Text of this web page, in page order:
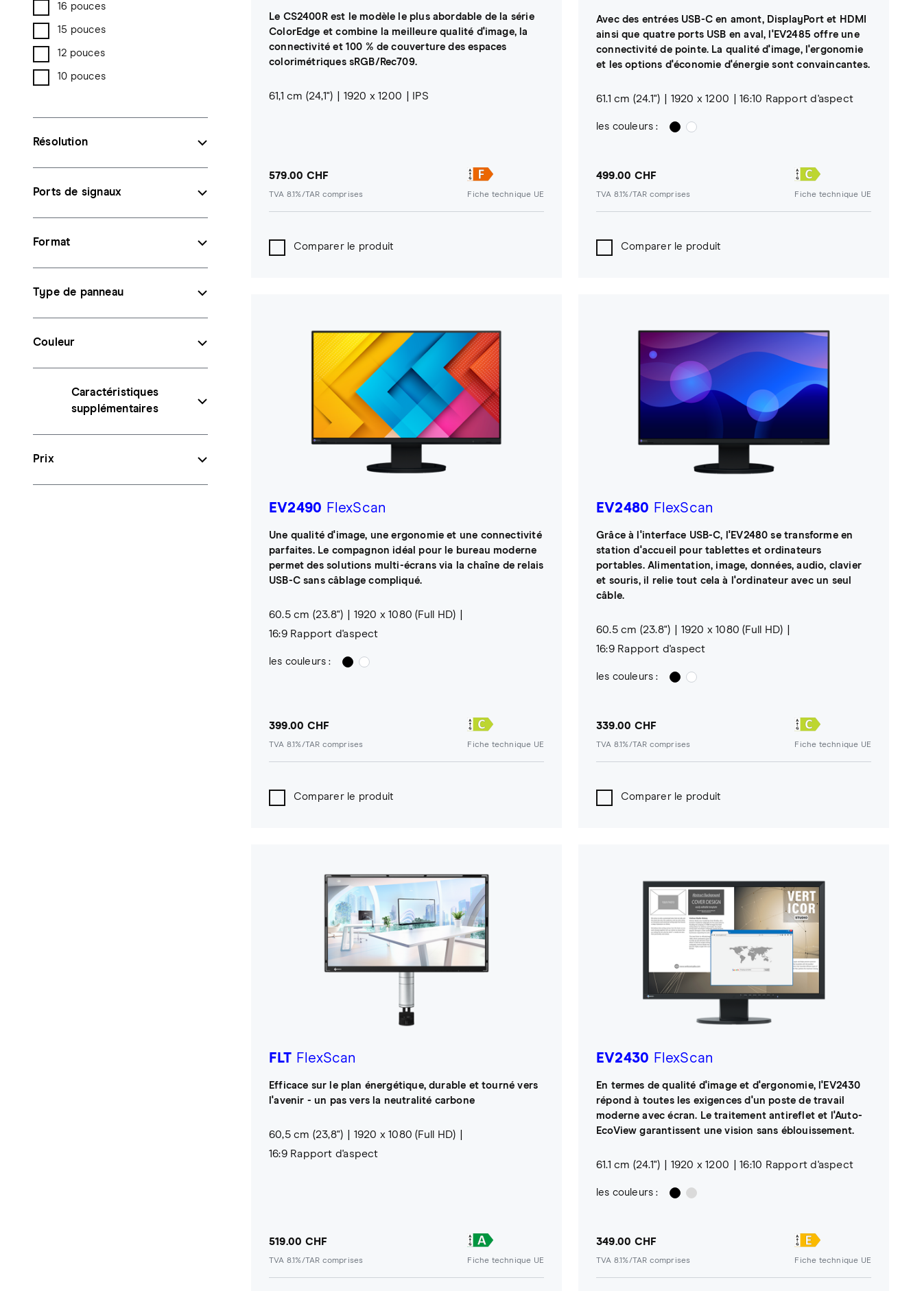
16 pouces
15 pouces
12 pouces
10 pouces
Résolution
Ports de signaux
Format
Type de panneau
Couleur
Caractéristiques
supplémentaires
Prix
Le CS2400R est le modèle le plus abordable de la série
ColorEdge et combine la meilleure qualité d'image, la
connectivité et 100 % de couverture des espaces
colorimétriques sRGB/Rec709.
61,1 cm (24,1") 1920 x 1200 IPS
579.00 CHF
TVA 8.1%/TAR comprises Fiche technique UE
Comparer le produit
Avec des entrées USB-C en amont, DisplayPort et HDMI
ainsi que quatre ports USB en aval, l'EV2485 offre une
connectivité de pointe. La qualité d'image, l'ergonomie
et les options d'économie d'énergie sont convaincantes.
61.1 cm (24.1") 1920 x 1200 16:10 Rapport d'aspect
les couleurs :
499.00 CHF
TVA 8.1%/TAR comprises Fiche technique UE
Comparer le produit
EV2490 FlexScan
Une qualité d'image, une ergonomie et une connectivité
parfaites. Le compagnon idéal pour le bureau moderne
permet des solutions multi-écrans via la chaîne de relais
USB-C sans câblage compliqué.
60.5 cm (23.8")
1920 x 1080 (Full HD)
16:9 Rapport d'aspect
les couleurs :
399.00 CHF
TVA 8.1%/TAR comprises Fiche technique UE
Comparer le produit
EV2480 FlexScan
Grâce à l'interface USB-C, l'EV2480 se transforme en
station d'accueil pour tablettes et ordinateurs
portables. Alimentation, image, données, audio, clavier
et souris, il relie tout cela à l'ordinateur avec un seul
câble.
60.5 cm (23.8")
1920 x 1080 (Full HD)
16:9 Rapport d'aspect
les couleurs :
339.00 CHF
TVA 8.1%/TAR comprises Fiche technique UE
Comparer le produit
FLT FlexScan
Efficace sur le plan énergétique, durable et tourné vers
l'avenir - un pas vers la neutralité carbone
60,5 cm (23,8")
1920 x 1080 (Full HD)
16:9 Rapport d'aspect
519.00 CHF
TVA 8.1%/TAR comprises Fiche technique UE
EV2430 FlexScan
En termes de qualité d'image et d'ergonomie, l'EV2430
répond à toutes les exigences d'un poste de travail
moderne avec écran. Le traitement antireflet et l'Auto-
EcoView garantissent une vision sans éblouissement.
61.1 cm (24.1") 1920 x 1200 16:10 Rapport d'aspect
les couleurs :
349.00 CHF
TVA 8.1%/TAR comprises Fiche technique UE